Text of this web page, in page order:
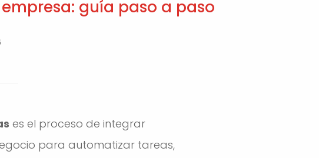
guía paso a paso
es el proceso de integrar
para automatizar tareas,